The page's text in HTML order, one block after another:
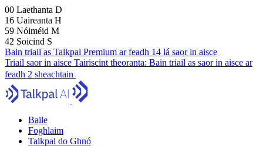
00 Laethanta D
16 Uaireanta H
59 Nóiméid M
41 Soicind S
Bain triail as Talkpal Premium ar feadh 14 lá saor in aisce
Triail saor in aisce Tairiscint theoranta: Bain triail as saor in aisce ar
feadh 2 sheachtain
Baile
Foghlaim
Talkpal do Ghnó